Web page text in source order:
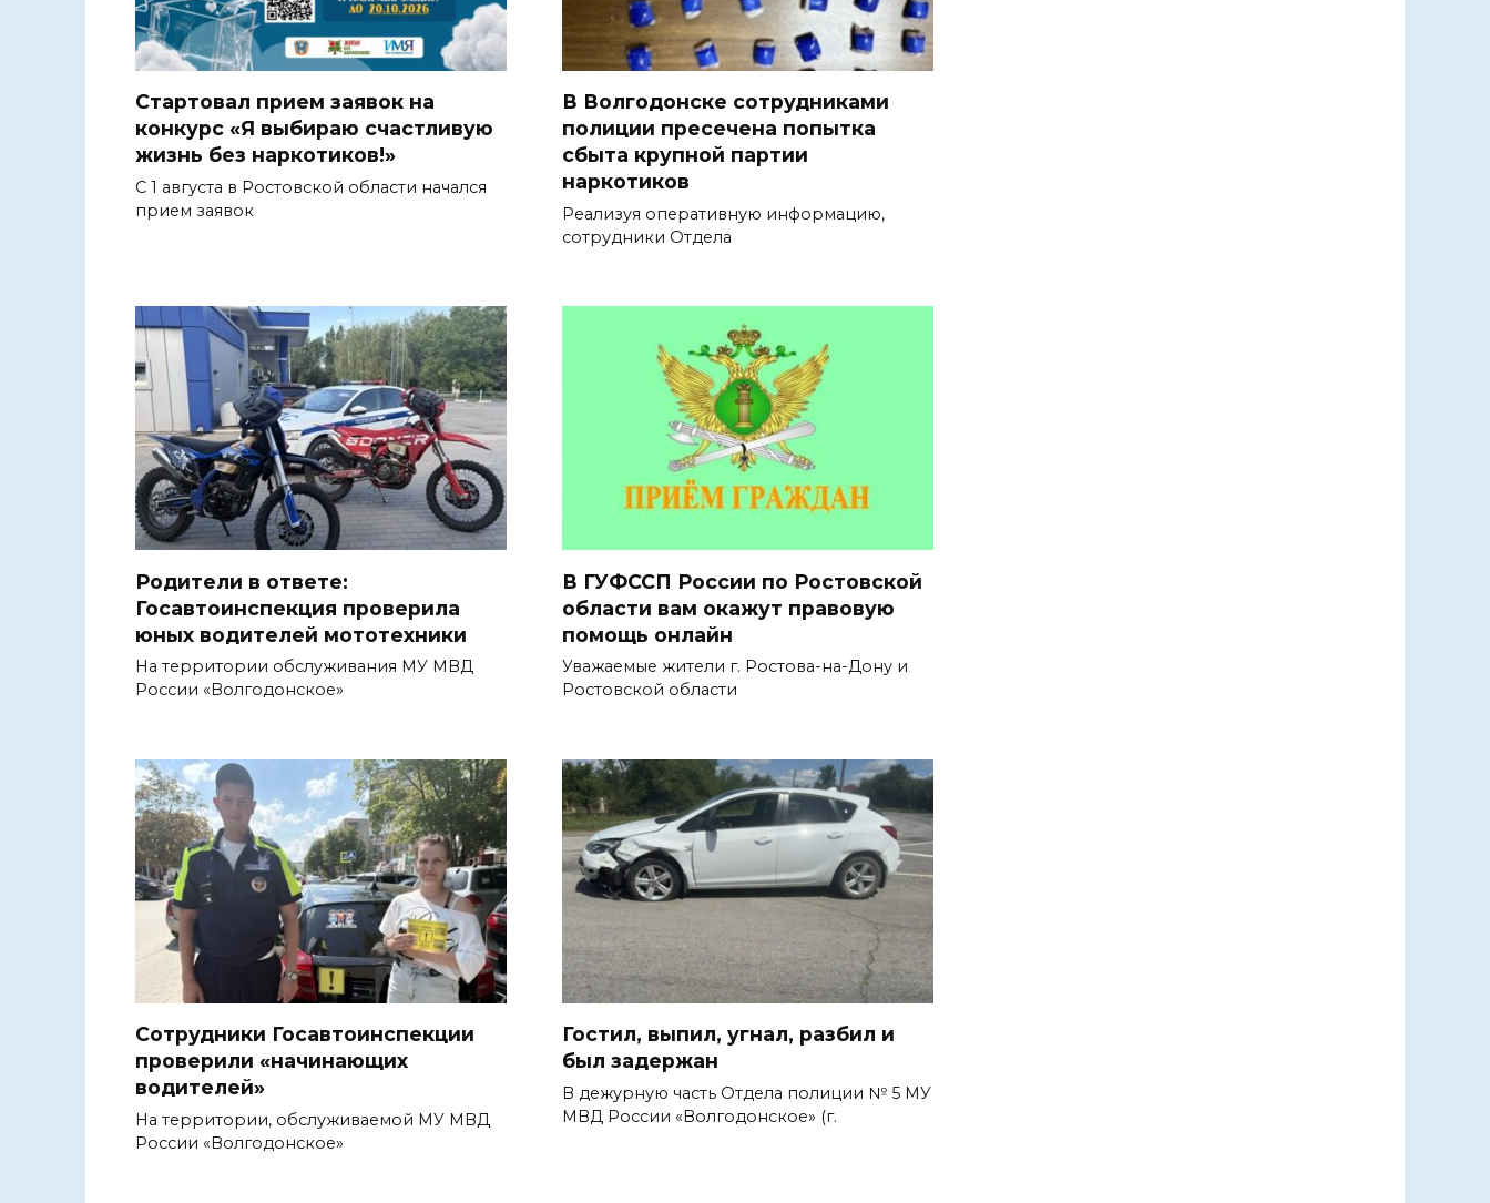
Стартовал прием заявок на
конкурс «Я выбираю счастливую
жизнь без наркотиков!»
С 1 августа в Ростовской области начался
прием заявок
В Волгодонске сотрудниками
полиции пресечена попытка
сбыта крупной партии
наркотиков
Реализуя оперативную информацию,
сотрудники Отдела
Родители в ответе:
Госавтоинспекция проверила
юных водителей мототехники
На территории обслуживания МУ МВД
России «Волгодонское»
В ГУФССП России по Ростовской
области вам окажут правовую
помощь онлайн
Уважаемые жители г. Ростова-на-Дону и
Ростовской области
Сотрудники Госавтоинспекции
проверили «начинающих
водителей»
На территории, обслуживаемой МУ МВД
России «Волгодонское»
Гостил, выпил, угнал, разбил и
был задержан
В дежурную часть Отдела полиции № 5 МУ
МВД России «Волгодонское» (г.